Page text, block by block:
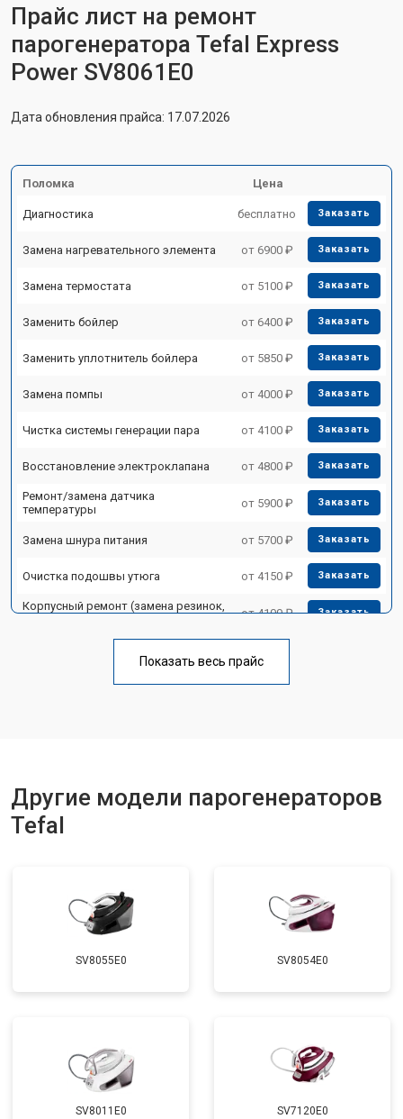
Прайс лист на ремонт
парогенератора Tefal Express
Power SV8061E0
Дата обновления прайса: 17.07.2026
Поломка Цена
Диагностика бесплатно Заказать
Замена нагревательного элемента от 6900 ₽ Заказать
Замена термостата от 5100 ₽ Заказать
Заменить бойлер от 6400 ₽ Заказать
Заменить уплотнитель бойлера от 5850 ₽ Заказать
Замена помпы от 4000 ₽ Заказать
Чистка системы генерации пара от 4100 ₽ Заказать
Восстановление электроклапана от 4800 ₽ Заказать
Ремонт/замена датчика
температуры
от 5900 ₽ Заказать
Замена шнура питания от 5700 ₽ Заказать
Очистка подошвы утюга от 4150 ₽ Заказать
Корпусный ремонт (замена резинок,
от 4100 ₽ Заказать
Замена клапана давления от 5850 ₽
Показать весь прайс
Другие модели парогенераторов
Tefal
SV8055E0 SV8054E0
SV8011E0 SV7120E0